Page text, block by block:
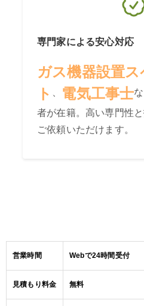
専門家による安心対応
ガス機器設置
ト
電気工事士
者が在籍。高い専門性
ご依頼いただけます。
営業時間 Webで24時間受付
見積もり料金 無料